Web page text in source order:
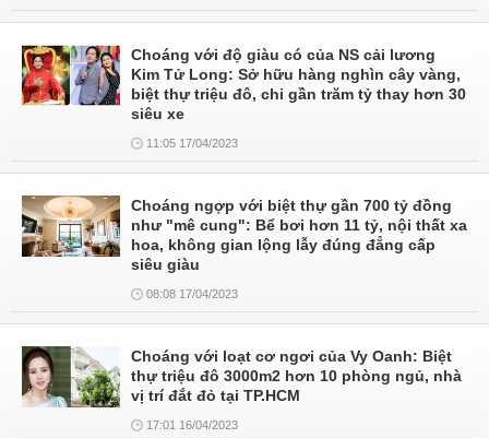
Choáng với độ giàu có của NS cải lương
Kim Tử Long: Sở hữu hàng nghìn cây vàng,
biệt thự triệu đô, chi gần trăm tỷ thay hơn 30
siêu xe
11:05 17/04/2023
Choáng ngợp với biệt thự gần 700 tỷ đồng
như "mê cung": Bể bơi hơn 11 tỷ, nội thất xa
hoa, không gian lộng lẫy đúng đẳng cấp
siêu giàu
08:08 17/04/2023
Choáng với loạt cơ ngơi của Vy Oanh: Biệt
thự triệu đô 3000m2 hơn 10 phòng ngủ, nhà
vị trí đắt đỏ tại TP.HCM
17:01 16/04/2023